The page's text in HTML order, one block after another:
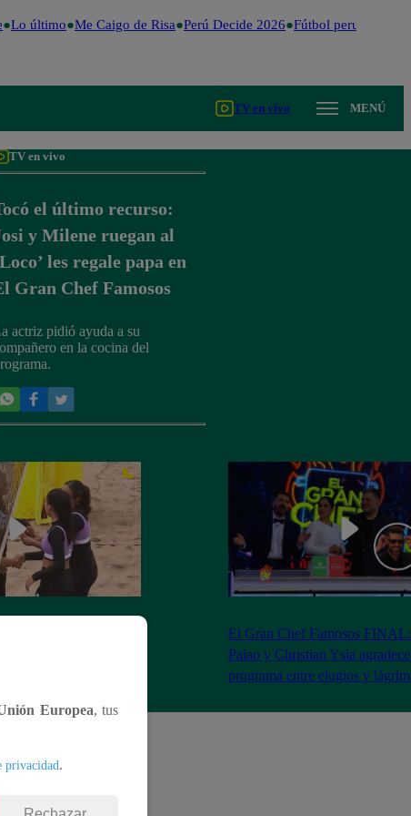
Lo último Me Caigo de Risa Perú Decide 2026 Fútbol peruano
TV en vivo MENÚ
TV en vivo
el último recurso:
y Milene ruegan al
les regale papa en
Gran Chef Famosos
actriz pidió ayuda a su
en la cocina del
El Gran Chef Famosos
Palao y Christian Ysla
programa entre elogios y
Europea, tus
privacidad.